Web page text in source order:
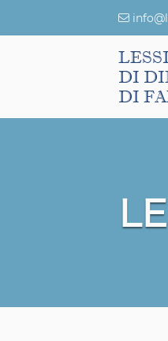
DI
DI
DI DIRITTO DI FAMIGLIA